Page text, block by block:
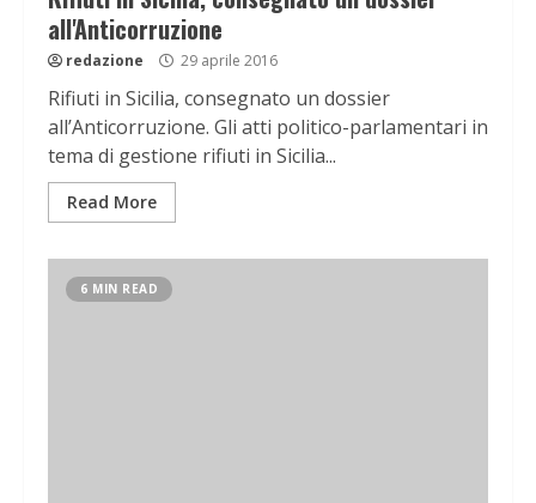
all'Anticorruzione
redazione 29 aprile 2016
Rifiuti in Sicilia, consegnato un dossier
all’Anticorruzione. Gli atti politico-parlamentari in
tema di gestione rifiuti in Sicilia...
Read More
6 MIN READ